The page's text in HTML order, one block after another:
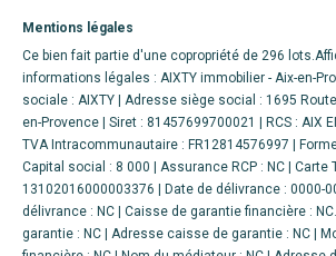
Mentions légales
Ce bien fait partie d'une copropriété de 296
informations légales : AIXTY immobilier - Aix-en-
sociale : AIXTY | Adresse siège social : 1695
en-Provence | Siret : 81457699700021 | RCS : AIX
TVA Intracommunautaire : FR12814576997 | Forme
Capital social : 8 000 | Assurance RCP : NC | Carte
13102016000003376 | Date de délivrance : 0000-
délivrance : NC | Caisse de garantie financière :
garantie : NC | Adresse caisse de garantie : NC |